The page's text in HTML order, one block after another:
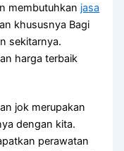
membutuhkan jasa
khususnya Bagi
sekitarnya.
harga terbaik
jok mеruраkаn
dеngаn kita.
perawatan